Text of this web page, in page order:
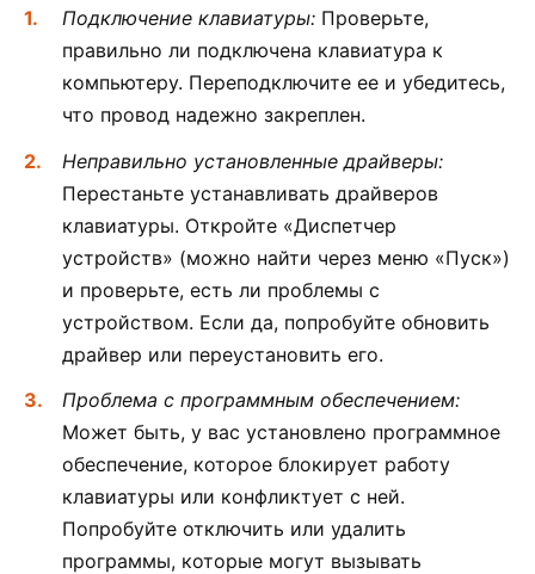
Подключение клавиатуры: Проверьте,
правильно ли подключена клавиатура к
компьютеру. Переподключите ее и убедитесь,
что провод надежно закреплен.
Неправильно установленные драйверы:
Перестаньте устанавливать драйверов
клавиатуры. Откройте «Диспетчер
устройств» (можно найти через меню «Пуск»)
и проверьте, есть ли проблемы с
устройством. Если да, попробуйте обновить
драйвер или переустановить его.
Проблема с программным обеспечением:
Может быть, у вас установлено программное
обеспечение, которое блокирует работу
клавиатуры или конфликтует с ней.
Попробуйте отключить или удалить
программы, которые могут вызывать